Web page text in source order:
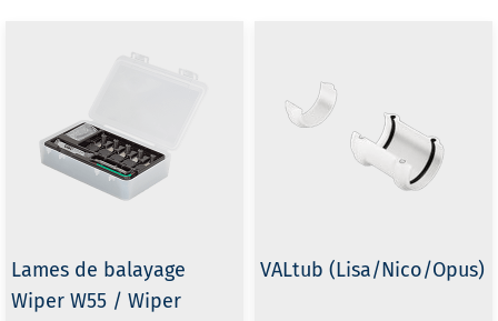
Lames de balayage
Wiper W55 / Wiper
VALtub (Lisa/Nico/Opus)